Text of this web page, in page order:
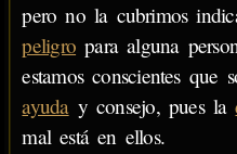
pero no la cubrimos
peligro para alguna
estamos conscientes que
ayuday consejo, pues la
mal está en ellos.